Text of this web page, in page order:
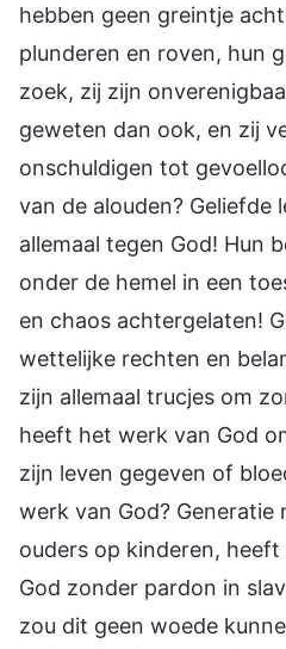
hebben geen greintje
plunderen en roven, hun
zoek, zij zijn
geweten dan ook, en zij
onschuldigen tot
van de alouden? Geliefde
allemaal tegen God! Hun
onder de hemel in een
en chaos achtergelaten!
wettelijke rechten en
zijn allemaal trucjes om
heeft het werk van God
zijn leven gegeven of
werk van God? Generatie
ouders op kinderen, heeft
God zonder pardon in
zou dit geen woede